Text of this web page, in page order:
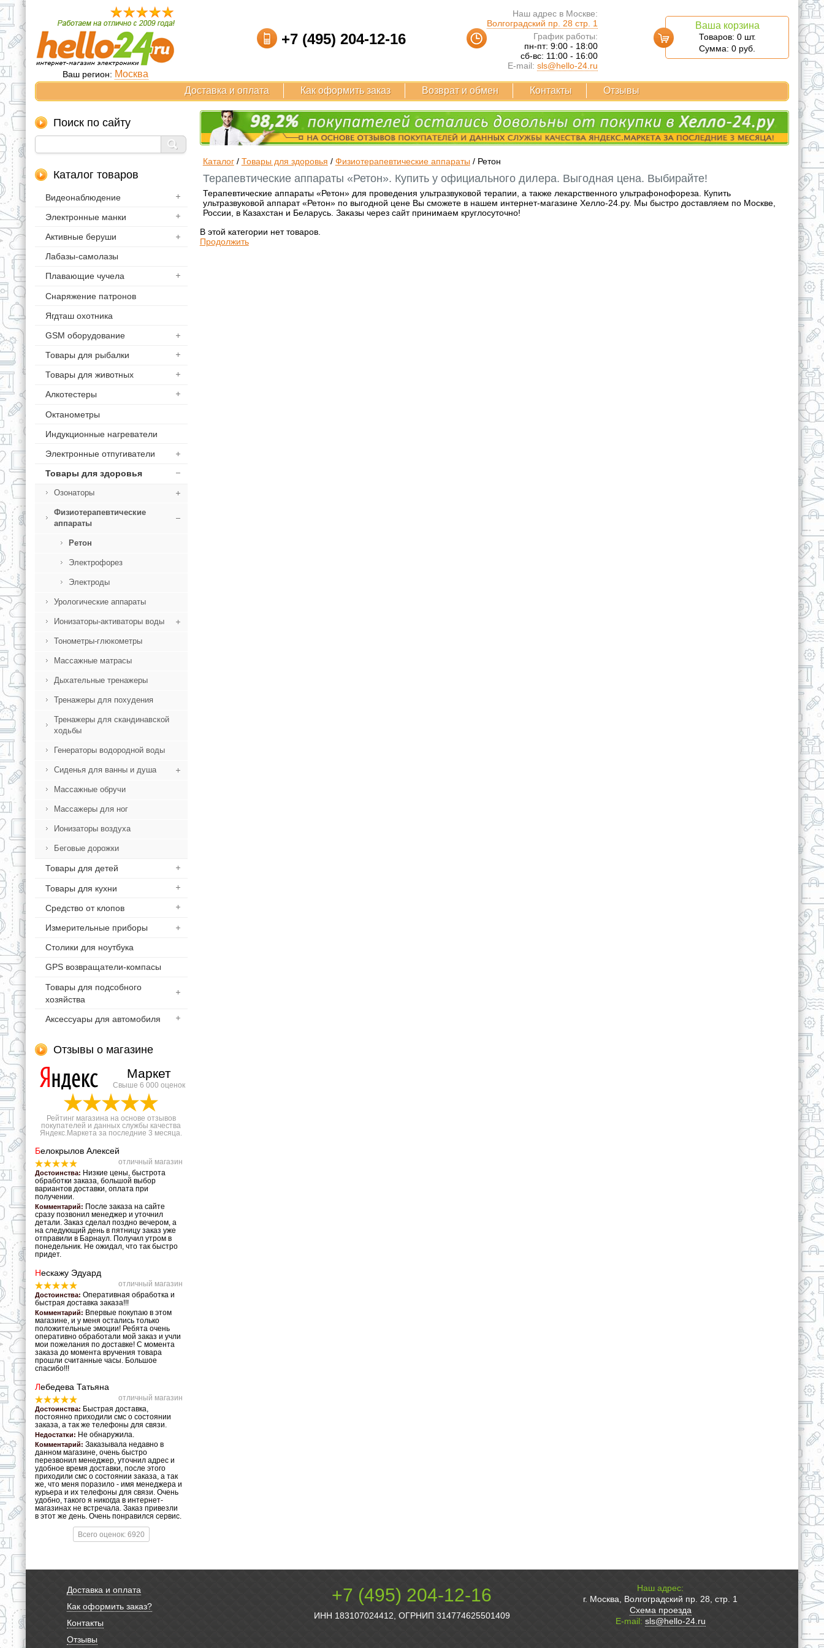
Ваш регион: Москва
+7 (495) 204-12-16
Наш адрес в Москве:
Волгоградский пр. 28 стр. 1
График работы:
пн-пт: 9:00 - 18:00
сб-вс: 11:00 - 16:00
E-mail: sls@hello-24.ru
Ваша корзина
Товаров: 0 шт.
Сумма: 0 руб.
Доставка и оплата Как оформить заказ Возврат и обмен Контакты Отзывы
Поиск по сайту
Каталог товаров
Видеонаблюдение
Электронные манки
Активные беруши
Лабазы-самолазы
Плавающие чучела
Снаряжение патронов
Ягдташ охотника
GSM оборудование
Товары для рыбалки
Товары для животных
Алкотестеры
Октанометры
Индукционные нагреватели
Электронные отпугиватели
Товары для здоровья
Озонаторы
Физиотерапевтические
аппараты
Ретон
Электрофорез
Электроды
Урологические аппараты
Ионизаторы-активаторы воды
Тонометры-глюкометры
Массажные матрасы
Дыхательные тренажеры
Тренажеры для похудения
Тренажеры для скандинавской
ходьбы
Генераторы водородной воды
Сиденья для ванны и душа
Массажные обручи
Массажеры для ног
Ионизаторы воздуха
Беговые дорожки
Товары для детей
Товары для кухни
Средство от клопов
Измерительные приборы
Столики для ноутбука
GPS возвращатели-компасы
Товары для подсобного
хозяйства
Аксессуары для автомобиля
Отзывы о магазине
Маркет
Свыше 6 000 оценок
Рейтинг магазина на основе отзывов
покупателей и данных службы качества
Яндекс.Маркета за последние 3 месяца.
Белокрылов Алексей
отличный магазин
Достоинства: Низкие цены, быстрота
обработки заказа, большой выбор
вариантов доставки, оплата при
получении.
Комментарий: После заказа на сайте
сразу позвонил менеджер и уточнил
детали. Заказ сделал поздно вечером, а
на следующий день в пятницу заказ уже
отправили в Барнаул. Получил утром в
понедельник. Не ожидал, что так быстро
придет.
Нескажу Эдуард
отличный магазин
Достоинства: Оперативная обработка и
быстрая доставка заказа!!!
Комментарий: Впервые покупаю в этом
магазине, и у меня остались только
положительные эмоции! Ребята очень
оперативно обработали мой заказ и учли
мои пожелания по доставке! С момента
заказа до момента вручения товара
прошли считанные часы. Большое
спасибо!!!
Лебедева Татьяна
отличный магазин
Достоинства: Быстрая доставка,
постоянно приходили смс о состоянии
заказа, а так же телефоны для связи.
Недостатки: Не обнаружила.
Комментарий: Заказывала недавно в
данном магазине, очень быстро
перезвонил менеджер, уточнил адрес и
удобное время доставки, после этого
приходили смс о состоянии заказа, а так
же, что меня поразило - имя менеджера и
курьера и их телефоны для связи. Очень
удобно, такого я никогда в интернет-
магазинах не встречала. Заказ привезли
в этот же день. Очень понравился сервис.
Всего оценок: 6920
Каталог/ Товары для здоровья / Физиотерапевтические аппараты / Ретон
Терапевтические аппараты «Ретон». Купить у официального дилера. Выгодная цена. Выбирайте!
Терапевтические аппараты «Ретон» для проведения ультразвуковой терапии, а также лекарственного ультрафонофореза. Купить
ультразвуковой аппарат «Ретон» по выгодной цене Вы сможете в нашем интернет-магазине Хелло-24.ру. Мы быстро доставляем по Москве,
России, в Казахстан и Беларусь. Заказы через сайт принимаем круглосуточно!
В этой категории нет товаров.
Продолжить
Доставка и оплата
Как оформить заказ?
Контакты
Отзывы
+7 (495) 204-12-16
ИНН 183107024412, ОГРНИП 314774625501409
Наш адрес:
г. Москва, Волгоградский пр. 28, стр. 1
Схема проезда
E-mail: sls@hello-24.ru